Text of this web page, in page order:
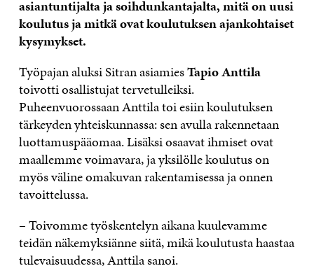
asiantuntijalta ja soihdunkantajalta, mitä on uusi
koulutus ja mitkä ovat koulutuksen ajankohtaiset
kysymykset.
Työpajan aluksi Sitran asiamiesTapio Anttila
toivotti osallistujat tervetulleiksi.
Puheenvuorossaan Anttila toi esiin koulutuksen
tärkeyden yhteiskunnassa: sen avulla rakennetaan
luottamuspääomaa. Lisäksi osaavat ihmiset ovat
maallemme voimavara, ja yksilölle koulutus on
myös väline omakuvan rakentamisessa ja onnen
tavoittelussa.
– Toivomme työskentelyn aikana kuulevamme
teidän näkemyksiänne siitä, mikä koulutusta haastaa
tulevaisuudessa, Anttila sanoi.